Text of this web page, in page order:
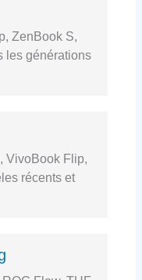
ZenBook S,
les générations
VivoBook Flip,
récents et